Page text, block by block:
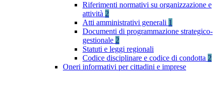
Riferimenti normativi su organizzazione e
attività 2
Atti amministrativi generali 1
Documenti di programmazione strategico-
gestionale 2
Statuti e leggi regionali
Codice disciplinare e codice di condotta 2
Oneri informativi per cittadini e imprese